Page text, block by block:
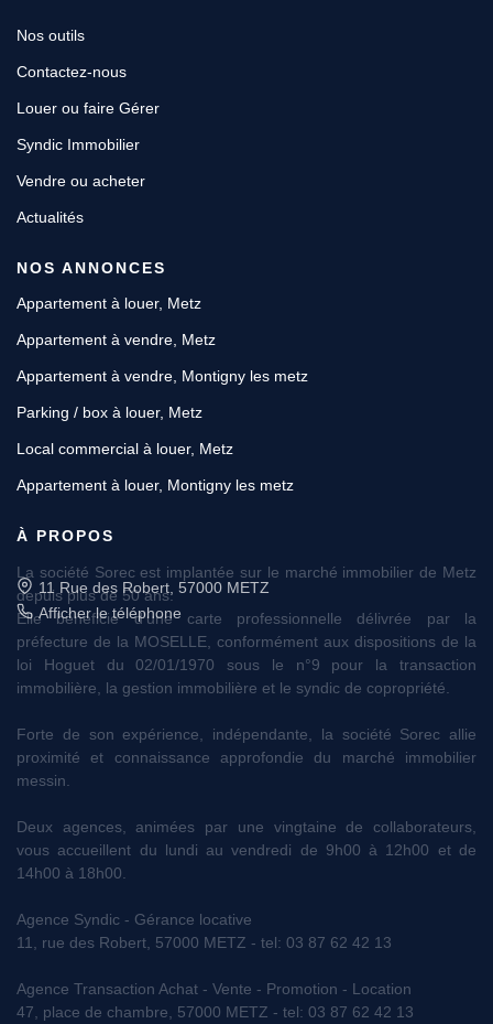
Nos outils
Contactez-nous
Louer ou faire Gérer
Syndic Immobilier
Vendre ou acheter
Actualités
NOS ANNONCES
Appartement à louer, Metz
Appartement à vendre, Metz
Appartement à vendre, Montigny les metz
Parking / box à louer, Metz
Local commercial à louer, Metz
Appartement à louer, Montigny les metz
À PROPOS
11 Rue des Robert, 57000 METZ
Afficher le téléphone